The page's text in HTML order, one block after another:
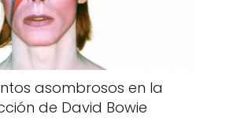
asombrosos en la
de David Bowie